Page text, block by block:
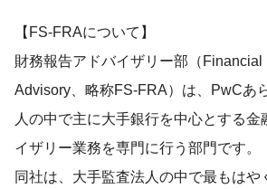
【FS-FRAについて】
財務報告アドバイザリー部（Financial
Advisory、略称FS-FRA）は、PwCあ
人の中で主に大手銀行を中心とする
イザリー業務を専門に行う部門です。
同社は、大手監査法人の中で最もはや